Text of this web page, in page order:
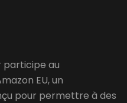
participe au
EU, un
pour permettre à des